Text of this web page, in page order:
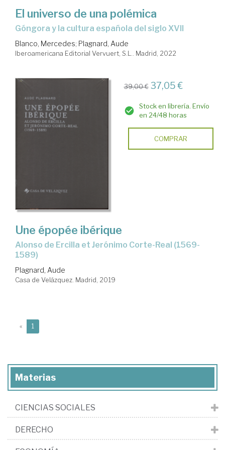
El universo de una polémica
Góngora y la cultura española del siglo XVII
Blanco, Mercedes; Plagnard, Aude
Iberoamericana Editorial Vervuert, S.L.. Madrid, 2022
39,00 € 37,05 €
Stock en librería. Envío
en 24/48 horas
COMPRAR
Une épopée ibérique
Alonso de Ercilla et Jerónimo Corte-Real (1569-
1589)
Plagnard, Aude
Casa de Velázquez. Madrid, 2019
« 1
Materias
CIENCIAS SOCIALES
DERECHO